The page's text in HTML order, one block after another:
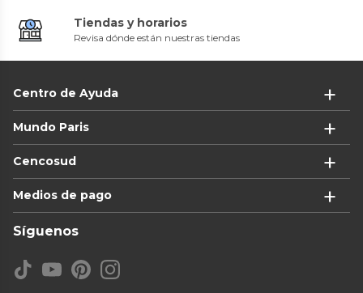
Tiendas y horarios
Revisa dónde están nuestras tiendas
Centro de Ayuda
Mundo Paris
Cencosud
Medios de pago
Síguenos